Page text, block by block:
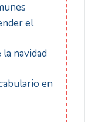
el
navidad
en